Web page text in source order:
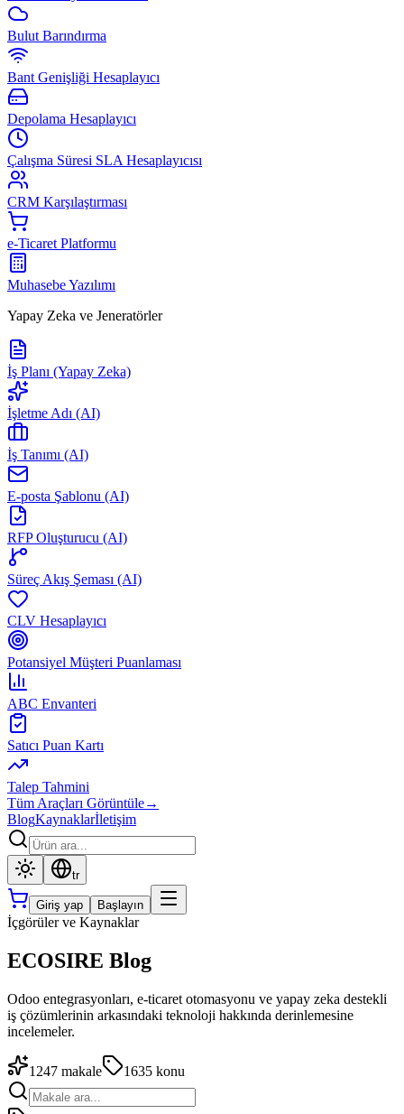
Bulut Barındırma
Bant Genişliği Hesaplayıcı
Depolama Hesaplayıcı
Çalışma Süresi SLA Hesaplayıcısı
CRM Karşılaştırması
e-Ticaret Platformu
Muhasebe Yazılımı
Yapay Zeka ve Jeneratörler
İş Planı (Yapay Zeka)
İşletme Adı (AI)
İş Tanımı (AI)
E-posta Şablonu (AI)
RFP Oluşturucu (AI)
Süreç Akış Şeması (AI)
CLV Hesaplayıcı
Potansiyel Müşteri Puanlaması
ABC Envanteri
Satıcı Puan Kartı
Talep Tahmini
Tüm Araçları Görüntüle→
BlogKaynaklarİletişim
tr
Giriş yap Başlayın
İçgörüler ve Kaynaklar
ECOSIRE Blog
Odoo entegrasyonları, e-ticaret otomasyonu ve yapay zeka destekli
iş çözümlerinin arkasındaki teknoloji hakkında derinlemesine
incelemeler.
1247 makale 1635 konu